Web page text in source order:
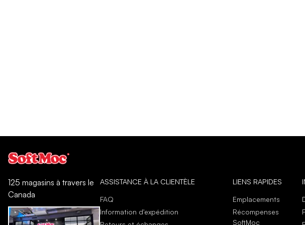
125 magasins à travers le
Canada
ASSISTANCE À LA CLIENTÈLE
FAQ
Information d'expédition
LIENS RAPIDES
Emplacements
Récompenses
SoftMoc